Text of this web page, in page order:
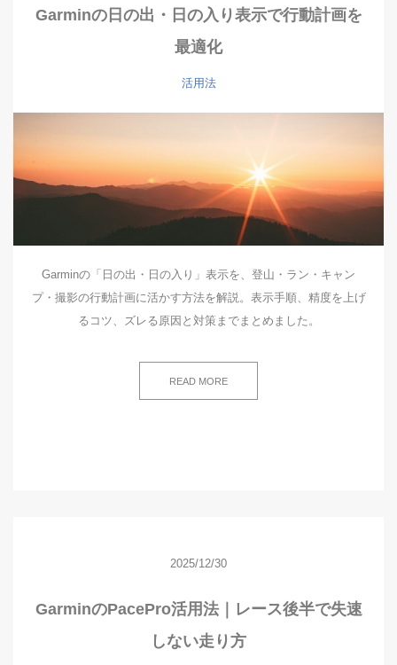
Garminの日の出・日の入り表示で行動計画を
最適化
活用法
Garminの「日の出・日の入り」表示を、登山・ラン・キャン
プ・撮影の行動計画に活かす方法を解説。表示手順、精度を上げ
るコツ、ズレる原因と対策までまとめました。
READ MORE
2025/12/30
GarminのPacePro活用法｜レース後半で失速
しない走り方